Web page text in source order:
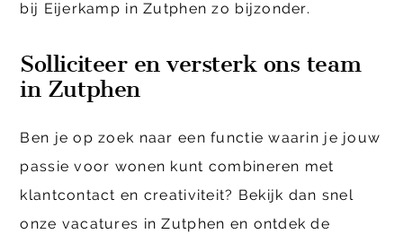
bij Eijerkamp in Zutphen zo bijzonder.
Solliciteer en versterk ons team
in Zutphen
Ben je op zoek naar een functie waarin je jouw
passie voor wonen kunt combineren met
klantcontact en creativiteit? Bekijk dan snel
onze vacatures in Zutphen en ontdek de